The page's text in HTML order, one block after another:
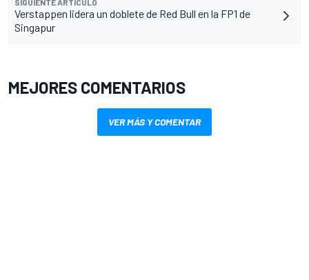
SIGUIENTE ARTÍCULO
Verstappen lidera un doblete de Red Bull en la FP1 de
Singapur
MEJORES COMENTARIOS
VER MÁS Y COMENTAR